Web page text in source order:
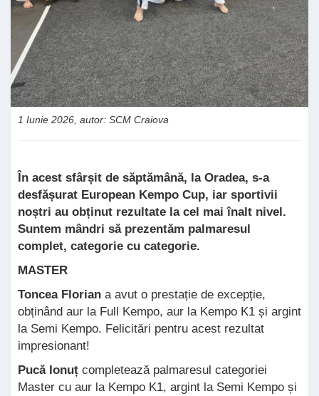
1 Iunie 2026, autor: SCM Craiova
În acest sfârșit de săptămână, la Oradea, s-a
desfășurat European Kempo Cup, iar sportivii
noștri au obținut rezultate la cel mai înalt nivel.
Suntem mândri să prezentăm palmaresul
complet, categorie cu categorie.
MASTER
Toncea Florian a avut o prestație de excepție,
obținând aur la Full Kempo, aur la Kempo K1 și argint
la Semi Kempo. Felicitări pentru acest rezultat
impresionant!
Pucă Ionuț completează palmaresul categoriei
Master cu aur la Kempo K1, argint la Semi Kempo și